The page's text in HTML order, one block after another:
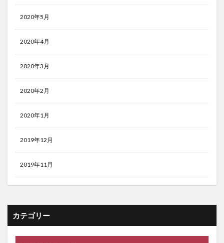
2020年5月
2020年4月
2020年3月
2020年2月
2020年1月
2019年12月
2019年11月
カテゴリー